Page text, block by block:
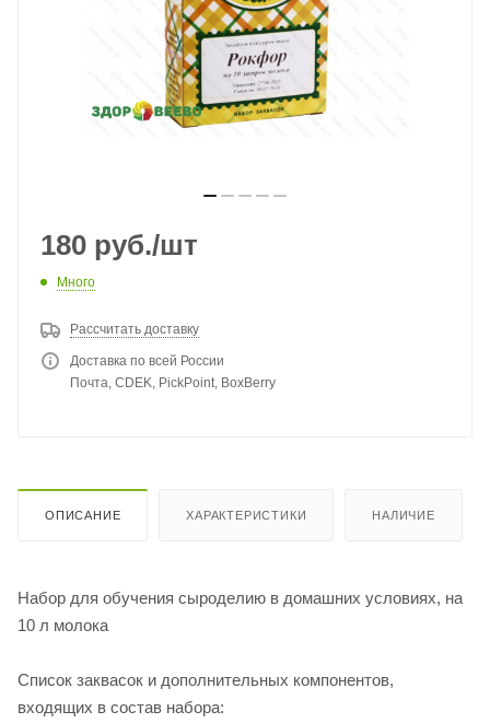
180 руб./шт
Много
Рассчитать доставку
Доставка по всей России
Почта, CDEK, PickPoint, BoxBerry
ОПИСАНИЕ ХАРАКТЕРИСТИКИ НАЛИЧИЕ
Набор для обучения сыроделию в домашних условиях, на
10 л молока
Список заквасок и дополнительных компонентов,
входящих в состав набора: